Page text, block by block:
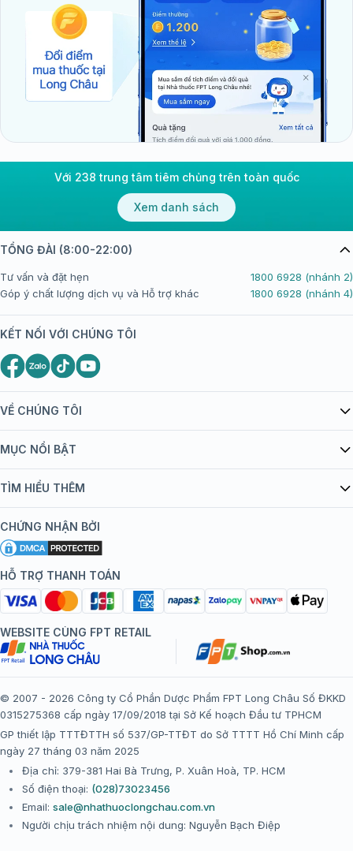
Với 238 trung tâm tiêm chủng trên toàn quốc
Xem danh sách
VỀ CHÚNG TÔI
Giới thiệu Tiêm Chủng FPT Long Châu
bán hàng
Chính sách nội dung
Chính sách bảo mật
Chính sách bảo mật dữ liệu cá nhân
Chính sách thanh toán
Chính sách đổi trả gói, mũi tiêm tại trung tâm tiêm chủng
FPT Long Châu
Thể lệ chương trình “Tích điểm nhận đặc quyền”
MỤC NỔI BẬT
Danh mục vắc xin
Đội ngũ bác sĩ, chuyên gia
Hệ thống trung tâm tiêm chủng
TÌM HIỂU THÊM
Khuyến mãi
Tôi nên tiêm gì?
Tiêm chủng đi nước ngoài
CHỨNG NHẬN BỞI
HỖ TRỢ THANH TOÁN
TỔNG ĐÀI (8:00-22:00)
Tư vấn và đặt hẹn
1800 6928 (nhánh 2)
Góp ý chất lượng dịch vụ và Hỗ trợ khác
1800 6928 (nhánh 4)
KẾT NỐI VỚI CHÚNG TÔI
WEBSITE CÙNG FPT RETAIL
© 2007 - 2026 Công ty Cổ Phần Dược Phẩm FPT Long Châu Số ĐKKD
0315275368 cấp ngày 17/09/2018 tại Sở Kế hoạch Đầu tư TPHCM
GP thiết lập TTTĐTTH số 537/GP-TTĐT do Sở TTTT Hồ Chí Minh cấp
ngày 27 tháng 03 năm 2025
Địa chỉ: 379-381 Hai Bà Trưng, P. Xuân Hoà, TP. HCM
Số điện thoại: (028)73023456
Email: sale@nhathuoclongchau.com.vn
Người chịu trách nhiệm nội dung: Nguyễn Bạch Điệp